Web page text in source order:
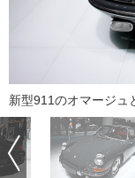
新型911のオマージュ